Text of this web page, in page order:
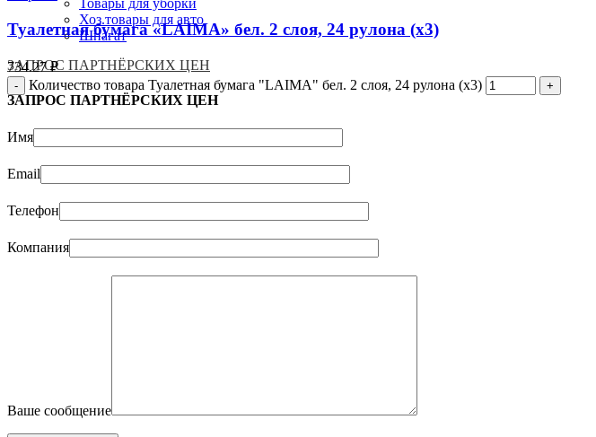
Товары для уборки
Хоз.товары для авто
Шпагат
ЗАПРОС ПАРТНЁРСКИХ ЦЕН
ЗАПРОС ПАРТНЁРСКИХ ЦЕН
Имя
Email
Телефон
Компания
Ваше сообщение
Туалетная бумага «LAIMA» бел. 2 слоя, 24 рулона (х3)
734.27₽
Количество товара Туалетная бумага "LAIMA" бел. 2 слоя, 24 рулона (х3)